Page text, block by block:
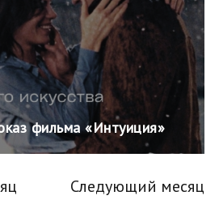
фильма «Интуиция»
Следующий месяц